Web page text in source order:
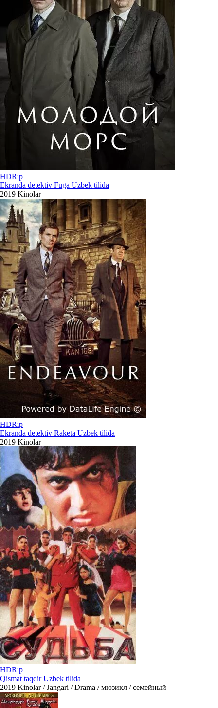
HDRip
Ekranda detektiv Fuga Uzbek tilida
2019 Kinolar
HDRip
Ekranda detektiv Raketa Uzbek tilida
2019 Kinolar
HDRip
Qismat taqdir Uzbek tilida
2019 Kinolar / Jangari / Drama / мюзикл / семейный